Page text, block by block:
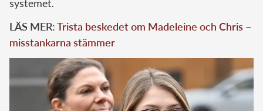
systemet.
LÄS MER:Trista beskedet om Madeleine och Chris –
misstankarna stämmer